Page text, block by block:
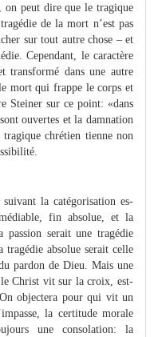
on peut dire que le tragique
de la mort n’est pas
sur tout autre chose – et
Cependant, le caractère
transformé dans une autre
mort qui frappe le corps et
Steiner sur ce point: «dans
ouvertes et la damnation
chrétien tienne non
la catégorisation es-
fin absolue, et la
serait une tragédie
absolue serait celle
pardon de Dieu. Mais une
Christ vit sur la croix, est-
objectera pour qui vit un
la certitude morale
une consolation: la